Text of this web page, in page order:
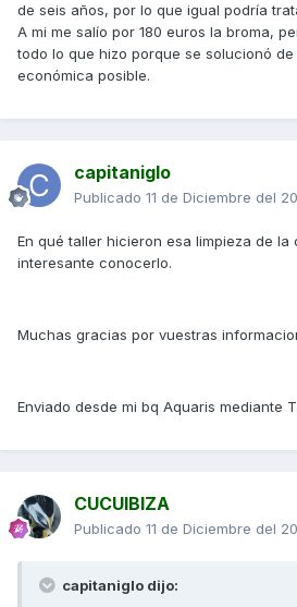
de seis años, por lo que igual podría
A mi me salío por 180 euros la broma,
todo lo que hizo porque se solucionó
económica posible.
capitaniglo
Publicado 11 de Diciembre del
En qué taller hicieron esa limpieza de la
interesante conocerlo.
Muchas gracias por vuestras
Enviado desde mi bq Aquaris mediante
CUCUIBIZA
Publicado 11 de Diciembre del
capitaniglo dijo: